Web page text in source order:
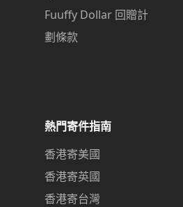
Fuuffy Dollar 回贈計
劃條款
熱門寄件指南
香港寄美國
香港寄英國
香港寄台灣